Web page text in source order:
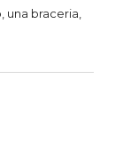
una braceria,